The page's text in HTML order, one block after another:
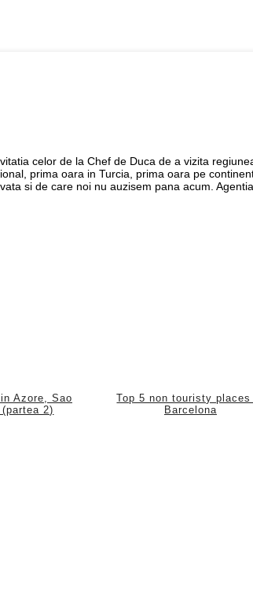
celor de la Chef de Duca de a vizita
prima oara in Turcia, prima oara pe
si de care noi nu auzisem pana acum. Agentia
Azore, Sao
(partea 2)
Top 5 non touristy places
Barcelona